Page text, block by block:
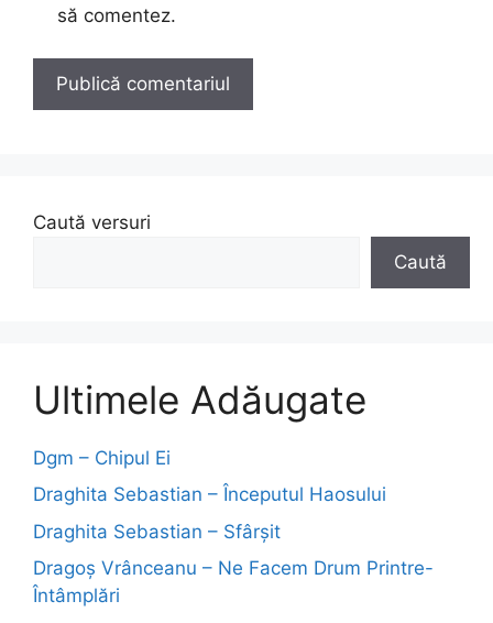
să comentez.
Caută versuri
Caută
Ultimele Adăugate
Dgm – Chipul Ei
Draghita Sebastian – Începutul Haosului
Draghita Sebastian – Sfârșit
Dragoş Vrânceanu – Ne Facem Drum Printre-
Întâmplări